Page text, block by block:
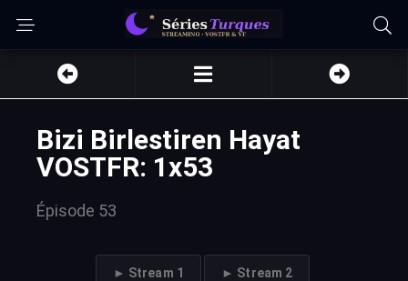
Bizi Birlestiren Hayat
VOSTFR: 1x53
Épisode 53
► Stream 1 ► Stream 2